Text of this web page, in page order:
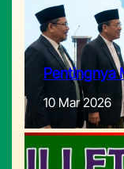
Pentingnya
10 Mar 2026